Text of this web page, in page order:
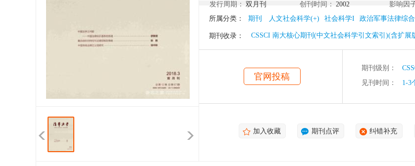
发行周期： 双月刊 创刊时间： 2002 影响因
所属分类：
期刊 人文社会科学(+) 社会科学I 政治军事法律综合
期刊收录： CSSCI 南大核心期刊(中文社会科学引文索引)(含扩
官网投稿
期刊级别：
见刊时间：
1-3
加入收藏 期刊点评 纠错补充